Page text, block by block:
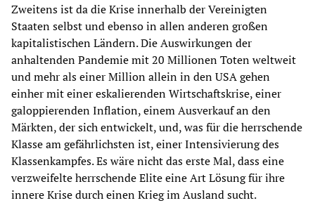
Zweitens ist da die Krise innerhalb der Vereinigten
Staaten selbst und ebenso in allen anderen großen
kapitalistischen Ländern. Die Auswirkungen der
anhaltenden Pandemie mit 20 Millionen Toten weltweit
und mehr als einer Million allein in den USA gehen
einher mit einer eskalierenden Wirtschaftskrise, einer
galoppierenden Inflation, einem Ausverkauf an den
Märkten, der sich entwickelt, und, was für die herrschende
Klasse am gefährlichsten ist, einer Intensivierung des
Klassenkampfes. Es wäre nicht das erste Mal, dass eine
verzweifelte herrschende Elite eine Art Lösung für ihre
innere Krise durch einen Krieg im Ausland sucht.